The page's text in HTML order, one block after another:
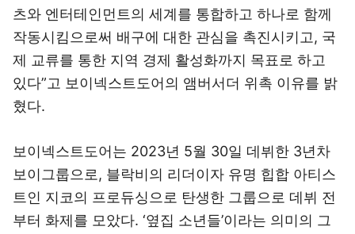
츠와 엔터테인먼트의 세계를 통합하고 하나로 함께
작동시킴으로써 배구에 대한 관심을 촉진시키고, 국
제 교류를 통한 지역 경제 활성화까지 목표로 하고
있다”고 보이넥스트도어의 앰버서더 위촉 이유를 밝
혔다.
보이넥스트도어는 2023년 5월 30일 데뷔한 3년차
보이그룹으로, 블락비의 리더이자 유명 힙합 아티스
트인 지코의 프로듀싱으로 탄생한 그룹으로 데뷔 전
부터 화제를 모았다. ‘옆집 소년들’이라는 의미의 그